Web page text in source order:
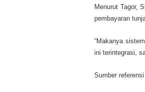
Menurut Tagor,
pembayaran
“Makanya
ini terintegrasi,
Sumber